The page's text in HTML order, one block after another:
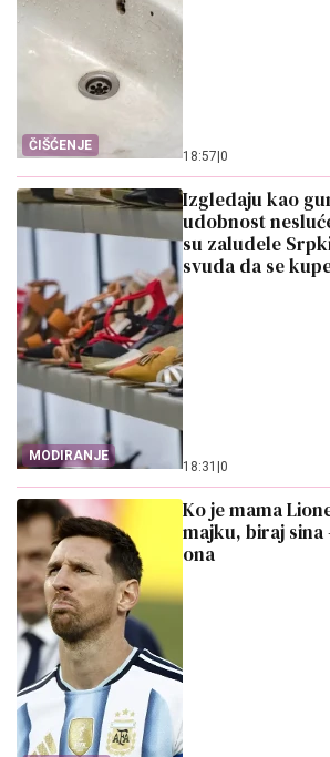
ČIŠĆENJE
18:57 0
MODIRANJE
Izgledaju kao
udobnost
su zaludele
svuda da se
18:31 0
Ko je mama
majku, biraj
ona